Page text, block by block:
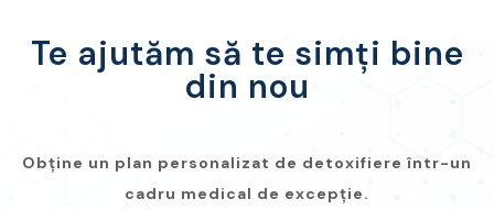
Te ajutăm să te simți bine
din nou
Obține un plan personalizat de detoxifiere într-un
cadru medical de excepție.